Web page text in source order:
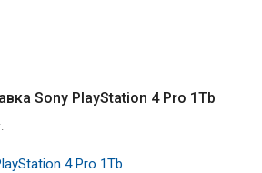
Sony PlayStation 4 Pro 1Tb